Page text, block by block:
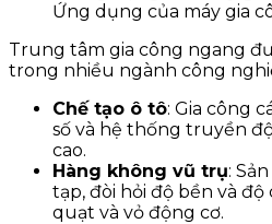
Ứng dụng của máy gia
Trung tâm gia công ngang
trong nhiều ngành công
Chế tạo ô tô: Gia công
số và hệ thống truyền
cao.
Hàng không vũ trụ:
tạp, đòi hỏi độ bền và
quạt và vỏ động cơ.